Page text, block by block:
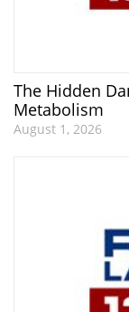
The Hidden
Metabolism
August 1, 2026